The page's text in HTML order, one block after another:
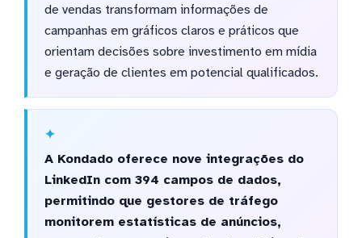
de vendas transformam informações de
campanhas em gráficos claros e práticos que
orientam decisões sobre investimento em mídia
e geração de clientes em potencial qualificados.
A Kondado oferece nove integrações do
LinkedIn com 394 campos de dados,
permitindo que gestores de tráfego
monitorem estatísticas de anúncios,